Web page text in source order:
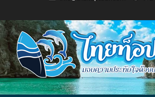
USACCOUNT
POLICY
AND
CONDITIONS
แพ็คเกจ
ทัวร์
ทั้งหมด
ต้อนรับ
สู่
ไทย
ท็อป
ทัวร์
กับ
เรา
ทัวร์
ทั้งหมด